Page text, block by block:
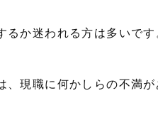
るか迷われる方は多いです
、現職に何かしらの不満